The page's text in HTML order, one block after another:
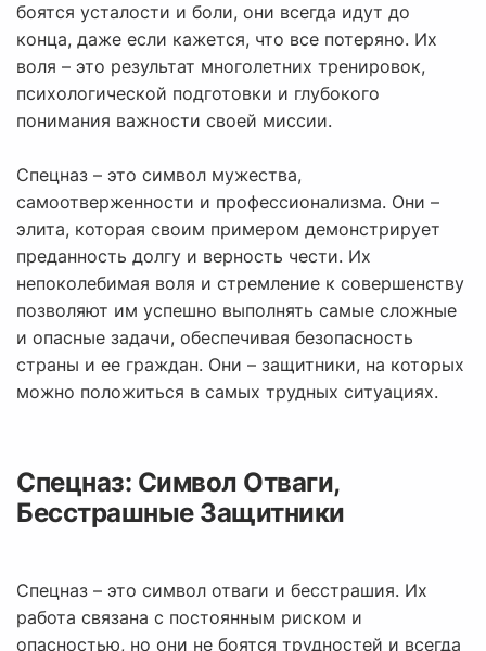
боятся усталости и боли, они всегда идут до
конца, даже если кажется, что все потеряно. Их
воля – это результат многолетних тренировок,
психологической подготовки и глубокого
понимания важности своей миссии.
Спецназ – это символ мужества,
самоотверженности и профессионализма. Они –
элита, которая своим примером демонстрирует
преданность долгу и верность чести. Их
непоколебимая воля и стремление к совершенству
позволяют им успешно выполнять самые сложные
и опасные задачи, обеспечивая безопасность
страны и ее граждан. Они – защитники, на которых
можно положиться в самых трудных ситуациях.
Спецназ: Символ Отваги,
Бесстрашные Защитники
Спецназ – это символ отваги и бесстрашия. Их
работа связана с постоянным риском и
опасностью, но они не боятся трудностей и всегда